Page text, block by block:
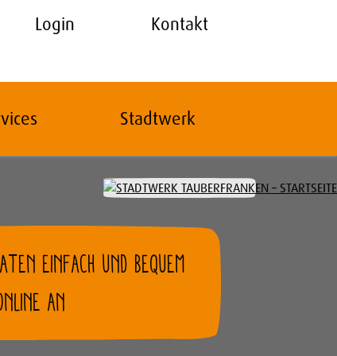
Login Kontakt
Stadtwerk
EINFACH UND BEQUEM
AN